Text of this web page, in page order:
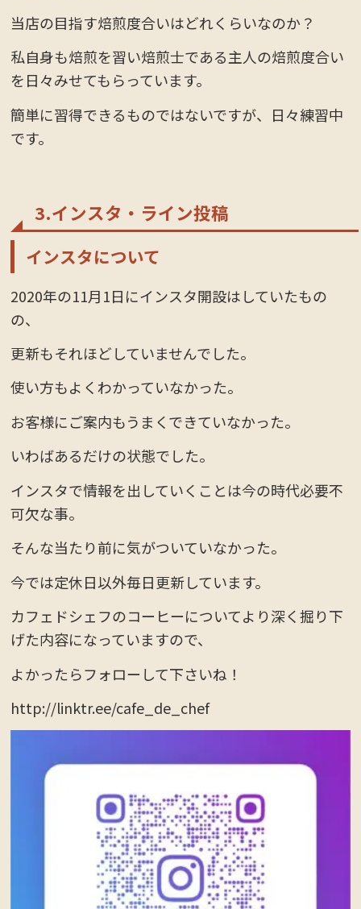
当店の目指す焙煎度合いはどれくらいなのか？
私自身も焙煎を習い焙煎士である主人の焙煎度合い
を日々みせてもらっています。
簡単に習得できるものではないですが、日々練習中
です。
3.インスタ・ライン投稿
インスタについて
2020年の11月1日にインスタ開設はしていたもの
の、
更新もそれほどしていませんでした。
使い方もよくわかっていなかった。
お客様にご案内もうまくできていなかった。
いわばあるだけの状態でした。
インスタで情報を出していくことは今の時代必要不
可欠な事。
そんな当たり前に気がついていなかった。
今では定休日以外毎日更新しています。
カフェドシェフのコーヒーについてより深く掘り下
げた内容になっていますので、
よかったらフォローして下さいね！
http://linktr.ee/cafe_de_chef